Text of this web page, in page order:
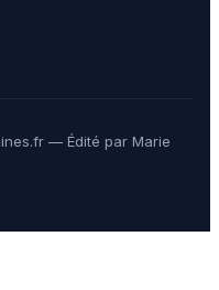
— Édité par Marie